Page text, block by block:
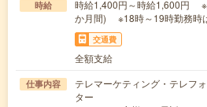
時給
時給1,400円～時給1,600円 ※
か月間) ※18時～19時勤務時
交通費
全額支給
仕事内容
テレマーケティング・テレフ
ター